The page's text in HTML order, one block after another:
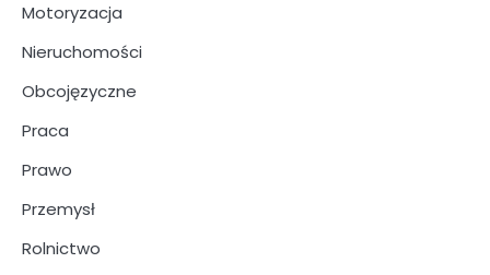
Motoryzacja
Nieruchomości
Obcojęzyczne
Praca
Prawo
Przemysł
Rolnictwo